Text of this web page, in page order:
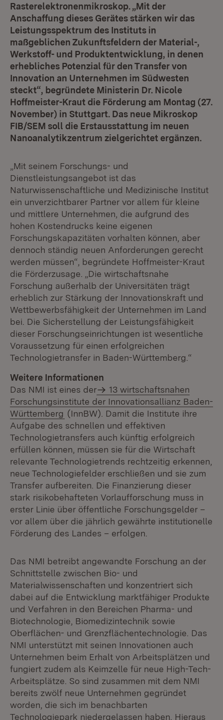
Rasterelektronenmikroskop. „Mit der
Anschaffung dieses Gerätes stärken wir das
Leistungsspektrum des Instituts in
maßgeblichen Zukunftsfeldern der Material-,
Werkstoff- und Produktentwicklung, in denen
erhebliches Potenzial für den Transfer von
Innovation an Unternehmen im Südwesten
steckt“, begründete Ministerin Dr. Nicole
Hoffmeister-Kraut die Förderung am Montag (27.
November) in Stuttgart. Das neue Mikroskop
FIB/SEM soll die Erstausstattung im neuen
Nanoanalytikzentrum zielgerichtet ergänzen.
„Mit seinem Forschungs- und
Dienstleistungsangebot ist das
Naturwissenschaftliche und Medizinische Institut
ein unverzichtbarer Partner vor allem für kleine
und mittlere Unternehmen, die aufgrund des
hohen Kostendrucks keine eigenen
Forschungskapazitäten vorhalten können, aber
dennoch ständig neuen Anforderungen gerecht
werden müssen“, begründete Hoffmeister-Kraut
die Förderzusage. „Die wirtschaftsnahe
Forschung außerhalb der Universitäten trägt
erheblich zur Stärkung der Innovationskraft und
Wettbewerbsfähigkeit der Unternehmen im Land
bei. Die Sicherstellung der Leistungsfähigkeit
dieser Forschungseinrichtungen ist wesentliche
Voraussetzung für einen erfolgreichen
Technologietransfer in Baden-Württemberg.“
Weitere Informationen
Das NMI ist eines der
13 wirtschaftsnahen
Forschungsinstitute der Innovationsallianz Baden-
Württemberg (InnBW). Damit die Institute ihre
Aufgabe des schnellen und effektiven
Technologietransfers auch künftig erfolgreich
erfüllen können, müssen sie für die Wirtschaft
relevante Technologietrends rechtzeitig erkennen,
neue Technologiefelder erschließen und sie zum
Transfer aufbereiten. Die Finanzierung dieser
stark risikobehafteten Vorlaufforschung muss in
erster Linie über öffentliche Forschungsgelder –
vor allem über die jährlich gewährte institutionelle
Förderung des Landes – erfolgen.
Das NMI betreibt angewandte Forschung an der
Schnittstelle zwischen Bio- und
Materialwissenschaften und konzentriert sich
dabei auf die Entwicklung marktfähiger Produkte
und Verfahren in den Bereichen Pharma- und
Biotechnologie, Biomedizintechnik sowie
Oberflächen- und Grenzflächentechnologie. Das
NMI unterstützt mit seinen Innovationen auch
Unternehmen beim Erhalt von Arbeitsplätzen und
fungiert zudem als Keimzelle für neue High-Tech-
Arbeitsplätze. So sind zusammen mit dem NMI
bereits zwölf neue Unternehmen gegründet
worden, die sich im benachbarten
Technologiepark niedergelassen haben. Hieraus